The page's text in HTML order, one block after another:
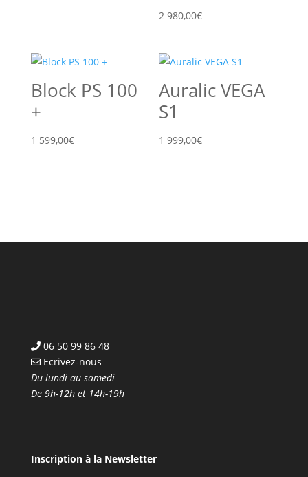
2 980,00€
Block PS 100
+
1 599,00€
Auralic VEGA
S1
1 999,00€
06 50 99 86 48
Ecrivez-nous
Du lundi au samedi
De 9h-12h et 14h-19h
Inscription à la Newsletter